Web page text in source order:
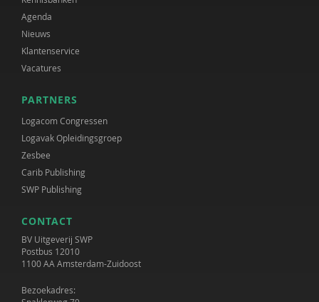
Agenda
Nieuws
Klantenservice
Vacatures
PARTNERS
Logacom Congressen
Logavak Opleidingsgroep
Zesbee
Carib Publishing
SWP Publishing
CONTACT
BV Uitgeverij SWP
Postbus 12010
1100 AA Amsterdam-Zuidoost
Bezoekadres: